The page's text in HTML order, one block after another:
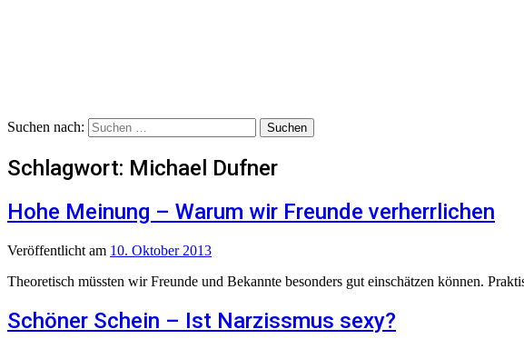
Suchen nach:
Schlagwort: Michael Dufner
Hohe Meinung – Warum wir Freunde verherrlichen
Veröffentlicht am 10. Oktober 2013
Theoretisch müssten wir Freunde und Bekannte besonders gut einschätzen können.
Schöner Schein – Ist Narzissmus sexy?